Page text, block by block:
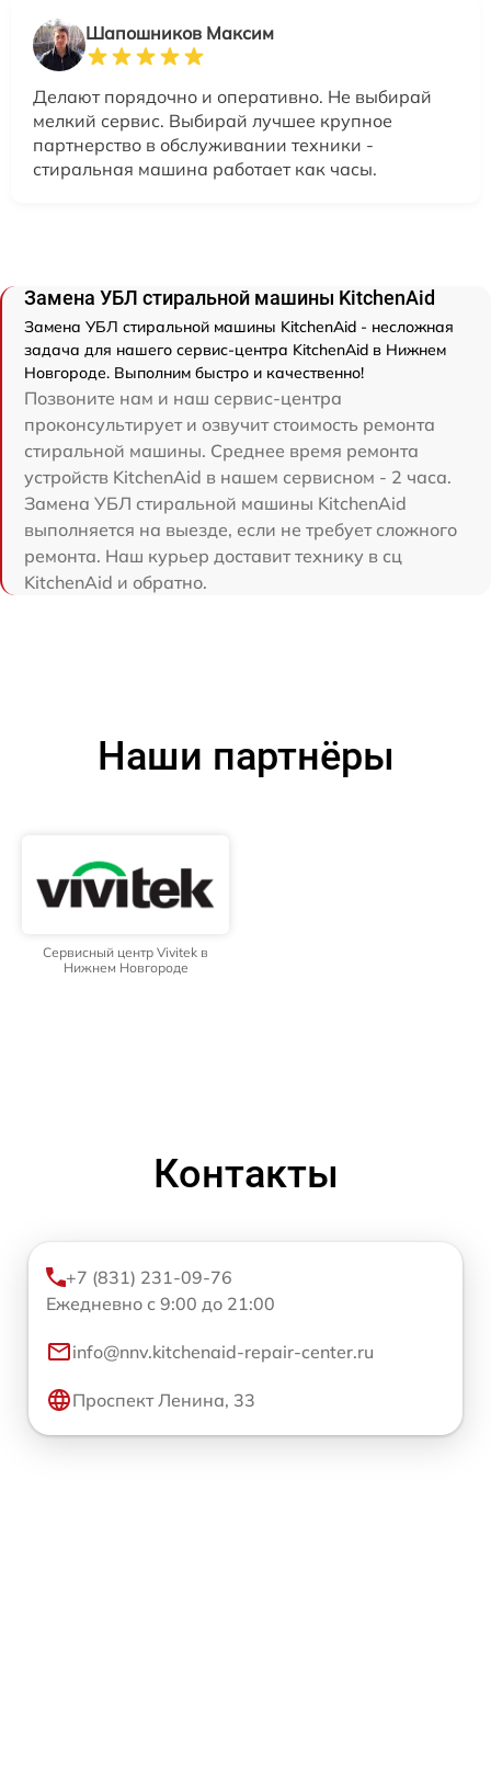
Шапошников Максим
Делают порядочно и оперативно. Не выбирай
мелкий сервис. Выбирай лучшее крупное
партнерство в обслуживании техники -
стиральная машина работает как часы.
Замена УБЛ стиральной машины KitchenAid
Замена УБЛ стиральной машины KitchenAid - несложная
задача для нашего сервис-центра KitchenAid в Нижнем
Новгороде. Выполним быстро и качественно!
Позвоните нам и наш сервис-центра
проконсультирует и озвучит стоимость ремонта
стиральной машины. Среднее время ремонта
устройств KitchenAid в нашем сервисном - 2 часа.
Замена УБЛ стиральной машины KitchenAid
выполняется на выезде, если не требует сложного
ремонта. Наш курьер доставит технику в сц
KitchenAid и обратно.
Наши партнёры
Сервисный центр Vivitek в
Нижнем Новгороде
Контакты
+7 (831) 231-09-76
Ежедневно с 9:00 до 21:00
info@nnv.kitchenaid-repair-center.ru
Проспект Ленина, 33